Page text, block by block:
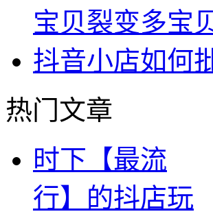
宝贝裂变多宝
抖音小店如何
热门文章
时下【最流
行】的抖店玩